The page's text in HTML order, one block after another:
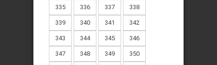
335 336 337 338
339 340 341 342
343 344 345 346
347 348 349 350